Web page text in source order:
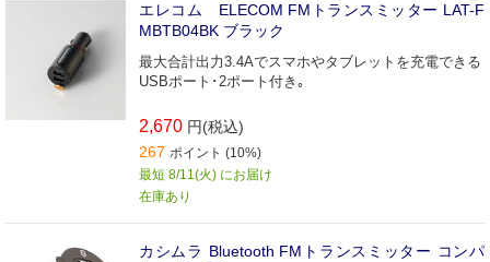
エレコム ELECOM FMトランスミッター LAT-F
MBTB04BK ブラック
最大合計出力3.4Aでスマホやタブレットを充電できる
USBポート･2ポート付き｡
2,670 円(税込)
267 ポイント (10%)
最短 8/11(火) にお届け
在庫あり
カシムラ Bluetooth FMトランスミッター コンパ